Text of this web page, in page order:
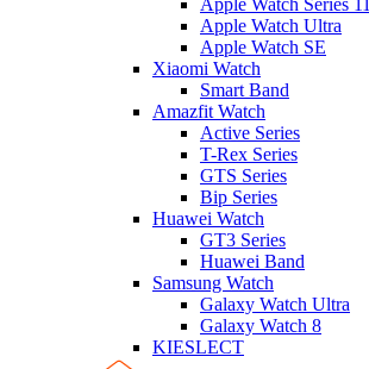
Apple Watch Series 11
Apple Watch Ultra
Apple Watch SE
Xiaomi Watch
Smart Band
Amazfit Watch
Active Series
T-Rex Series
GTS Series
Bip Series
Huawei Watch
GT3 Series
Huawei Band
Samsung Watch
Galaxy Watch Ultra
Galaxy Watch 8
KIESLECT